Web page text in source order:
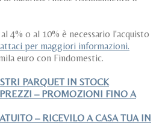
4% o al 10% è necessario l'acquisto
per maggiori informazioni.
euro con Findomestic.
PARQUET IN STOCK
– PROMOZIONI FINO A
– RICEVILO A CASA TUA IN